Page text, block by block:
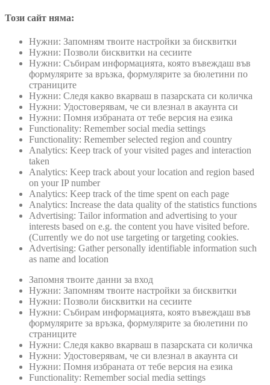
Този сайт няма:
Нужни: Запомням твоите настройки за бисквитки
Нужни: Позволи бисквитки на сесиите
Нужни: Събирам информацията, която въвеждаш във
формулярите за връзка, формулярите за бюлетини по
страниците
Нужни: Следя какво вкарваш в пазарската си количка
Нужни: Удостоверявам, че си влезнал в акаунта си
Нужни: Помня избраната от тебе версия на езика
Functionality: Remember social media settings
Functionality: Remember selected region and country
Analytics: Keep track of your visited pages and interaction
taken
Analytics: Keep track about your location and region based
on your IP number
Analytics: Keep track of the time spent on each page
Analytics: Increase the data quality of the statistics functions
Advertising: Tailor information and advertising to your
interests based on e.g. the content you have visited before.
(Currently we do not use targeting or targeting cookies.
Advertising: Gather personally identifiable information such
as name and location
Запомня твоите данни за вход
Нужни: Запомням твоите настройки за бисквитки
Нужни: Позволи бисквитки на сесиите
Нужни: Събирам информацията, която въвеждаш във
формулярите за връзка, формулярите за бюлетини по
страниците
Нужни: Следя какво вкарваш в пазарската си количка
Нужни: Удостоверявам, че си влезнал в акаунта си
Нужни: Помня избраната от тебе версия на езика
Functionality: Remember social media settings